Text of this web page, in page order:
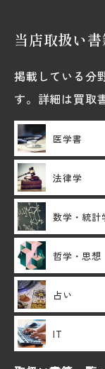
当店取扱い
掲載している分
す。詳細は買取
医学書
法律学
数学・統計
哲学・思想
占い
IT